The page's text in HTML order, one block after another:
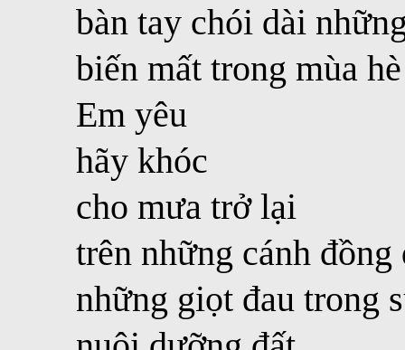
bàn tay chói dài
biến mất trong mùa
Em yêu
hãy khóc
cho mưa trở lại
trên những cánh
những giọt đau trong